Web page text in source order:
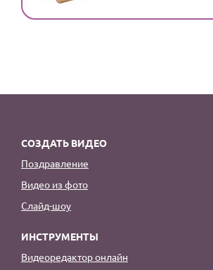
СОЗДАТЬ ВИДЕО
Поздравление
Видео из фото
Слайд-шоу
ИНСТРУМЕНТЫ
Видеоредактор онлайн